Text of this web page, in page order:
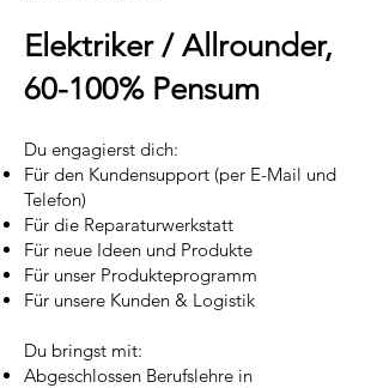
Elektriker / Allrounder,
60-100% Pensum
Du engagierst dich:
Für den Kundensupport (per E-Mail und
Telefon)
Für die Reparaturwerkstatt
Für neue Ideen und Produkte
Für unser Produkteprogramm
Für unsere Kunden & Logistik
Du bringst mit:
Abgeschlossen Berufslehre in